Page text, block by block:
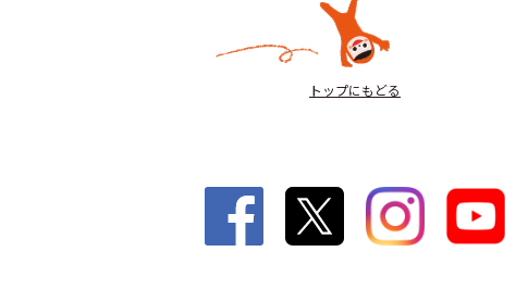
トップにもどる